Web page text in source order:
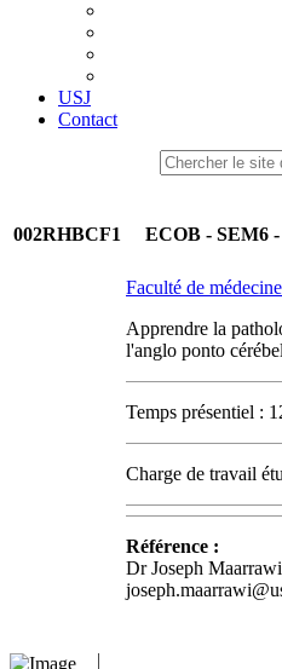
USJ
Contact
002RHBCF1 ECOB - SEM6 -
Faculté de médecine
Apprendre la
l'anglo ponto
Temps présentiel :
Charge de travail
Référence :
Dr Joseph